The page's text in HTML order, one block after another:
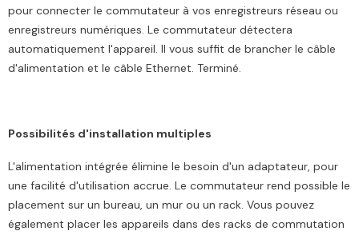
pour connecter le commutateur à vos enregistreurs réseau ou
enregistreurs numériques. Le commutateur détectera
automatiquement l'appareil. Il vous suffit de brancher le câble
d'alimentation et le câble Ethernet. Terminé.
Possibilités d'installation multiples
L'alimentation intégrée élimine le besoin d'un adaptateur, pour
une facilité d'utilisation accrue. Le commutateur rend possible le
placement sur un bureau, un mur ou un rack. Vous pouvez
également placer les appareils dans des racks de commutation